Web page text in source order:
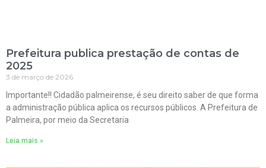
Prefeitura publica prestação de contas de
2025
3 de março de 2026
Importante!! Cidadão palmeirense, é seu direito saber de que forma
a administração pública aplica os recursos públicos. A Prefeitura de
Palmeira, por meio da Secretaria
Leia mais »